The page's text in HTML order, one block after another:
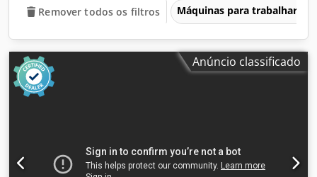
Remover todos os filtros Máquinas para trabalhar
Anúncio classificado